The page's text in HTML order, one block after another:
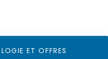
ET OFFRES